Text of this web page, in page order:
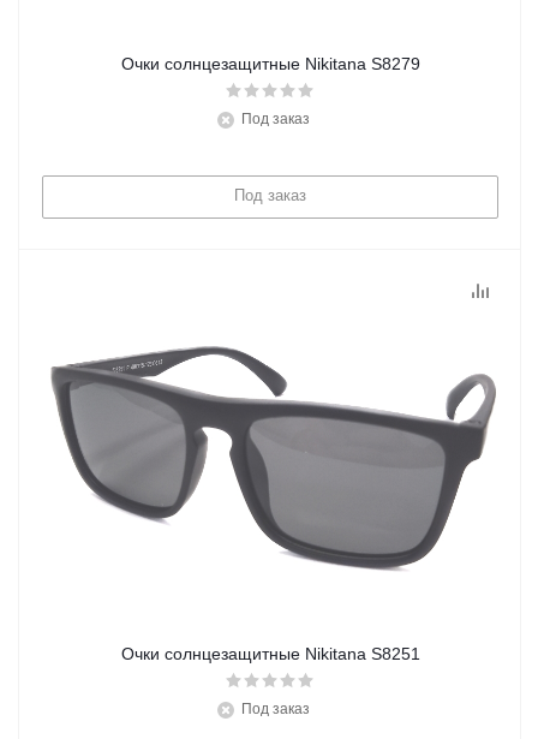
Очки солнцезащитные Nikitana S8279
Под заказ
Под заказ
Очки солнцезащитные Nikitana S8251
Под заказ